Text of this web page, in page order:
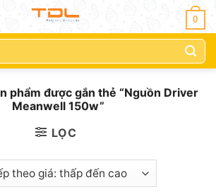
0
phẩm được gắn thẻ “Nguồn Driver
Meanwell 150w”
LỌC